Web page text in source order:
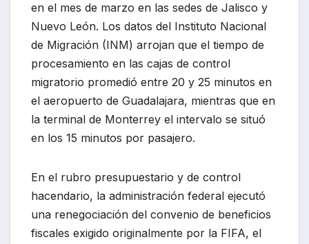
en el mes de marzo en las sedes de Jalisco y
Nuevo León. Los datos del Instituto Nacional
de Migración (INM) arrojan que el tiempo de
procesamiento en las cajas de control
migratorio promedió entre 20 y 25 minutos en
el aeropuerto de Guadalajara, mientras que en
la terminal de Monterrey el intervalo se situó
en los 15 minutos por pasajero.
En el rubro presupuestario y de control
hacendario, la administración federal ejecutó
una renegociación del convenio de beneficios
fiscales exigido originalmente por la FIFA, el